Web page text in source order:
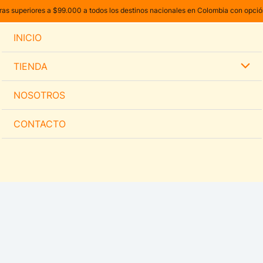
superiores a $99.000 a todos los destinos nacionales en Colombia con
INICIO
TIENDA
NOSOTROS
CONTACTO